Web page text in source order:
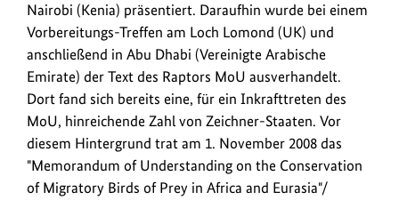
Nairobi (Kenia) präsentiert. Daraufhin wurde bei einem
Vorbereitungs-Treffen am Loch Lomond (UK) und
anschließend in Abu Dhabi (Vereinigte Arabische
Emirate) der Text des Raptors MoU ausverhandelt.
Dort fand sich bereits eine, für ein Inkrafttreten des
MoU, hinreichende Zahl von Zeichner-Staaten. Vor
diesem Hintergrund trat am 1. November 2008 das
"Memorandum of Understanding on the Conservation
of Migratory Birds of Prey in Africa and Eurasia"/